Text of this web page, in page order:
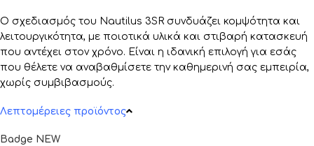
Ο σχεδιασμός του Nautilus 3SR συνδυάζει κομψότητα και
λειτουργικότητα, με ποιοτικά υλικά και στιβαρή κατασκευή
που αντέχει στον χρόνο. Είναι η ιδανική επιλογή για εσάς
που θέλετε να αναβαθμίσετε την καθημερινή σας εμπειρία,
χωρίς συμβιβασμούς.
Λεπτομέρειες προϊόντος
Badge NEW